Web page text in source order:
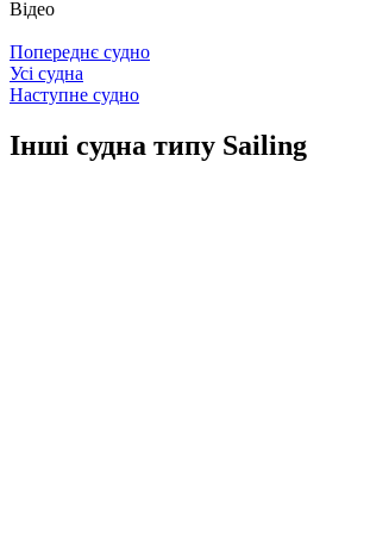
Відео
Попереднє судно
Усі судна
Наступне судно
Інші судна типу Sailing